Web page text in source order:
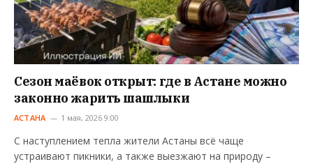
Сезон маёвок открыт: где в Астане можно
законно жарить шашлыки
АСТАНА 1 мая, 2026 9:00
С наступлением тепла жители Астаны всё чаще
устраивают пикники, а также выезжают на природу –